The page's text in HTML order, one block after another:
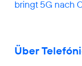
bringt 5G nach
Über